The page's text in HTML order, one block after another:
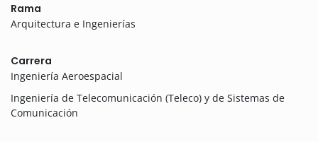
Rama
Arquitectura e Ingenierías
Carrera
Ingeniería Aeroespacial
Ingeniería de Telecomunicación (Teleco) y de Sistemas de
Comunicación